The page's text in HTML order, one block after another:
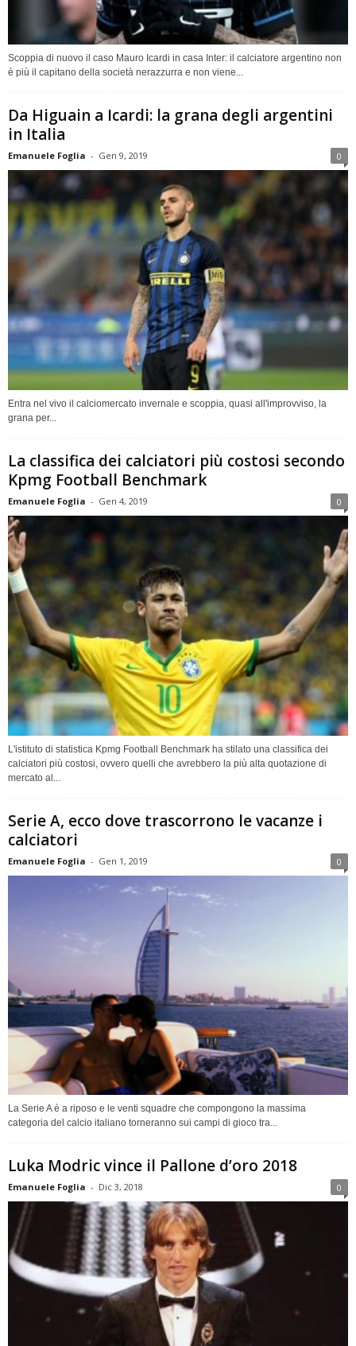
Scoppia di nuovo il caso Mauro Icardi in casa Inter: il calciatore argentino non
è più il capitano della società nerazzurra e non viene...
Da Higuain a Icardi: la grana degli argentini
in Italia
Emanuele Foglia - Gen 9, 2019 0
Entra nel vivo il calciomercato invernale e scoppia, quasi all'improvviso, la
grana per...
La classifica dei calciatori più costosi secondo
Kpmg Football Benchmark
Emanuele Foglia - Gen 4, 2019 0
L'istituto di statistica Kpmg Football Benchmark ha stilato una classifica dei
calciatori più costosi, ovvero quelli che avrebbero la più alta quotazione di
mercato al...
Serie A, ecco dove trascorrono le vacanze i
calciatori
Emanuele Foglia - Gen 1, 2019 0
La Serie A è a riposo e le venti squadre che compongono la massima
categoria del calcio italiano torneranno sui campi di gioco tra...
Luka Modric vince il Pallone d’oro 2018
Emanuele Foglia - Dic 3, 2018 0